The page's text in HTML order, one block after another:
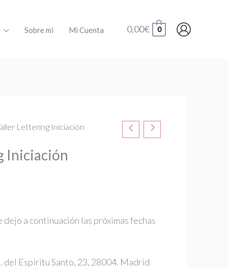
Sobre mi Mi Cuenta 0,00€ 0
Lettering Iniciación
Iniciación
dejo a continuación las próximas fechas
del Espíritu Santo, 23, 28004. Madrid